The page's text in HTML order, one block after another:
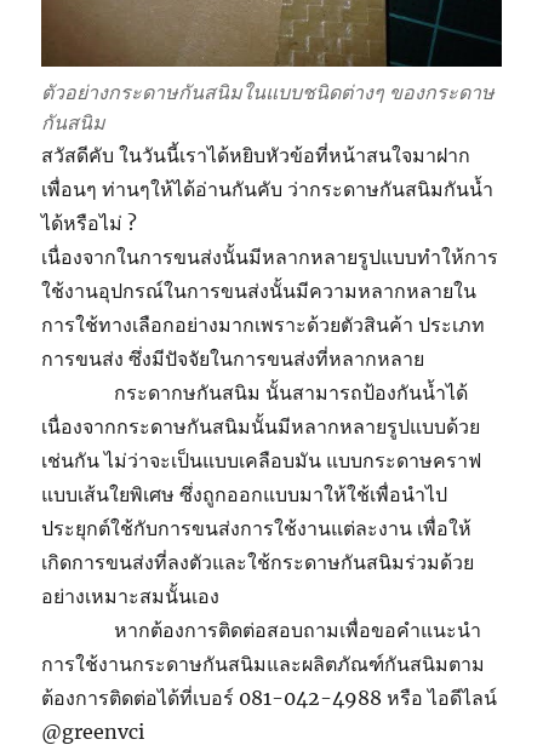
ตัวอย่างกระดาษกันสนิมในแบบชนิดต่างๆ ของกระดาษ
กันสนิม
สวัสดีคับ ในวันนี้เราได้หยิบหัวข้อที่หน้าสนใจมาฝาก
เพื่อนๆ ท่านๆให้ได้อ่านกันคับ ว่ากระดาษกันสนิมกันน้ำ
ได้หรือไม่ ?
เนื่องจากในการขนส่งนั้นมีหลากหลายรูปแบบทำให้การ
ใช้งานอุปกรณ์ในการขนส่งนั้นมีความหลากหลายใน
การใช้ทางเลือกอย่างมากเพราะด้วยตัวสินค้า ประเภท
การขนส่ง ซึ่งมีปัจจัยในการขนส่งที่หลากหลาย
กระดากษกันสนิม นั้นสามารถป้องกันน้ำได้
เนื่องจากกระดาษกันสนิมนั้นมีหลากหลายรูปแบบด้วย
เช่นกัน ไม่ว่าจะเป็นแบบเคลือบมัน แบบกระดาษคราฟ
แบบเส้นใยพิเศษ ซึ่งถูกออกแบบมาให้ใช้เพื่อนำไป
ประยุกต์ใช้กับการขนส่งการใช้งานแต่ละงาน เพื่อให้
เกิดการขนส่งที่ลงตัวและใช้กระดาษกันสนิมร่วมด้วย
อย่างเหมาะสมนั้นเอง
หากต้องการติดต่อสอบถามเพื่อขอคำแนะนำ
การใช้งานกระดาษกันสนิมและผลิตภัณฑ์กันสนิมตาม
ต้องการติดต่อได้ที่เบอร์ 081-042-4988 หรือ ไอดีไลน์
@greenvci